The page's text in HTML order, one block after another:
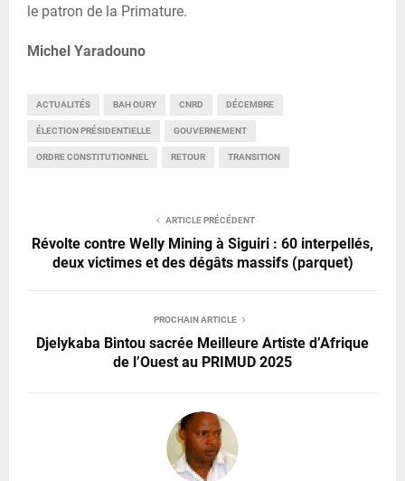
le patron de la Primature.
Michel Yaradouno
ACTUALITÉS BAH OURY CNRD DÉCEMBRE
ÉLECTION PRÉSIDENTIELLE GOUVERNEMENT
ORDRE CONSTITUTIONNEL RETOUR TRANSITION
ARTICLE PRÉCÉDENT
Révolte contre Welly Mining à Siguiri : 60 interpellés,
deux victimes et des dégâts massifs (parquet)
PROCHAIN ARTICLE
Djelykaba Bintou sacrée Meilleure Artiste d’Afrique
de l’Ouest au PRIMUD 2025